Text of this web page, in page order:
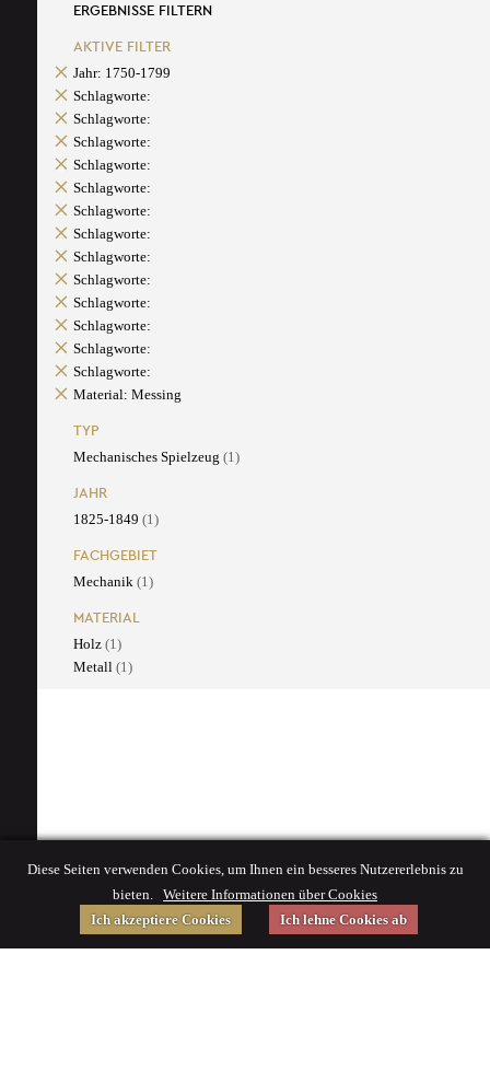
ERGEBNISSE FILTERN
AKTIVE FILTER
Jahr: 1750-1799
Schlagworte:
Schlagworte:
Schlagworte:
Schlagworte:
Schlagworte:
Schlagworte:
Schlagworte:
Schlagworte:
Schlagworte:
Schlagworte:
Schlagworte:
Schlagworte:
Schlagworte:
Material: Messing
TYP
Mechanisches Spielzeug (1)
JAHR
1825-1849 (1)
FACHGEBIET
Mechanik (1)
MATERIAL
Holz (1)
Metall (1)
Diese Seiten verwenden Cookies, um Ihnen ein besseres Nutzererlebnis zu
bieten. Weitere Informationen über Cookies
Ich akzeptiere Cookies
Ich lehne Cookies ab